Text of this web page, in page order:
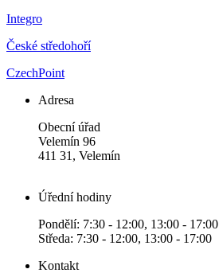
Integro
České středohoří
CzechPoint
Adresa
Obecní úřad
Velemín 96
411 31, Velemín
Úřední hodiny
Pondělí: 7:30 - 12:00, 13:00 - 17:00
Středa: 7:30 - 12:00, 13:00 - 17:00
Kontakt